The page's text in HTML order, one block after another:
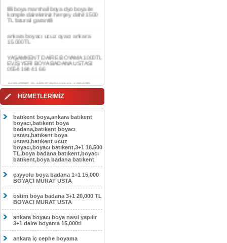
ankara boyacı ucuz oyacı ankara
15.000TL
YAŞAMKENT DAİRE BOYAMA 1000TL
EV,İŞYERİ BOYA BADANA USTASI
AKDERE DAİRE BOYAMA 1000TL
EV,İŞYERİ BOYA BADANA USTASI
CEBECİ DAİRE BOYAMA 1000TL
EV,İŞYERİ BOYA BADANA USTASI
0554 184 41 66
HASKÖY DAİRE BOYAMA 1000TL
EV,İŞYERİ BOYA BADANA USTASI
0554 184 41 66
GÖLBAŞI DAİRE BOYAMA 1000TL
EV,İŞYERİ BOYA BADANA USTASI
0554 184 41 66
SOKULLU DAİRE BOYAMA 1000TL
EV,İŞYERİ BOYA BADANA USTASI
0554 184 41 66
HİZMETLERİMİZ
batıkent boya,ankara batıkent
boyacı,batıkent boya
badana,batıkent boyacı
ustası,batıkent boya
ustası,batıkent ucuz
boyacı,boyacı batıkent,3+1 18.500
TL,boya badana batıkent,boyacı
batıkent,boya badana batıkent
çayyolu boya badana 1+1 15,000
BOYACI MURAT USTA
ostim boya badana 3+1 20,000 TL
BOYACI MURAT USTA
ankara boyacı boya nasıl yapılır
3+1 daire boyama 15,000tl
ankara iç cephe boyama